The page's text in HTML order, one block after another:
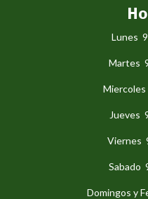
Lunes
Martes
Miercoles
Jueves
Viernes
Sabado
Domingos y